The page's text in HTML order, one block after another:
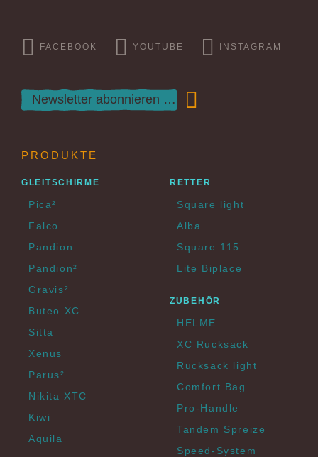
FACEBOOK YOUTUBE INSTAGRAM
PRODUKTE
GLEITSCHIRME
Pica²
Falco
Pandion
Pandion²
Gravis²
Buteo XC
Sitta
Xenus
Parus²
Nikita XTC
Kiwi
Aquila
RETTER
Square light
Alba
Square 115
Lite Biplace
ZUBEHÖR
HELME
XC Rucksack
Rucksack light
Comfort Bag
Pro-Handle
Tandem Spreize
Speed-System